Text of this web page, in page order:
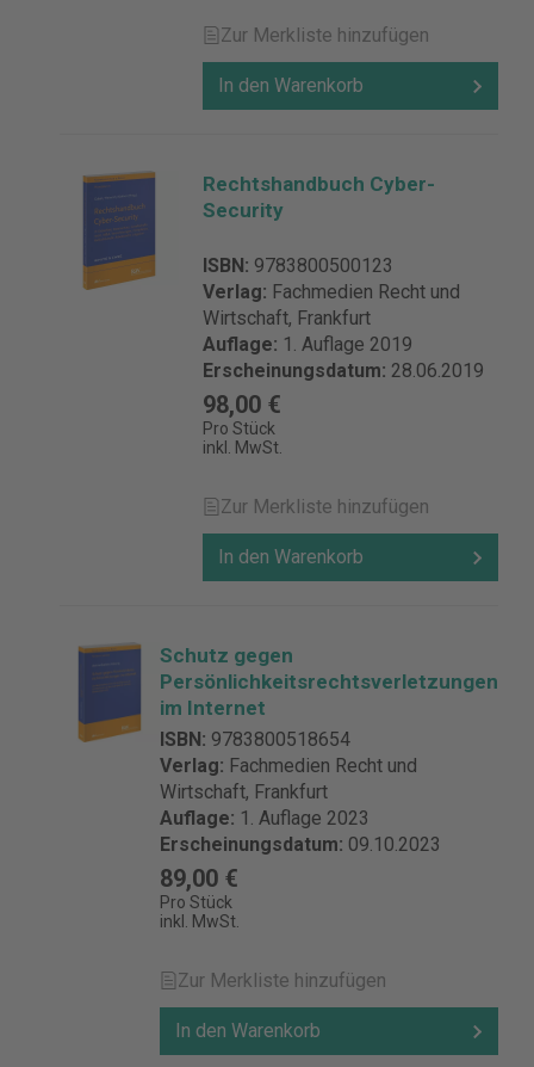
Zur Merkliste hinzufügen
In den Warenkorb
Rechtshandbuch Cyber-
Security
ISBN: 9783800500123
Verlag: Fachmedien Recht und
Wirtschaft, Frankfurt
Auflage: 1. Auflage 2019
Erscheinungsdatum: 28.06.2019
98,00 €
Pro Stück
inkl. MwSt.
Zur Merkliste hinzufügen
In den Warenkorb
Schutz gegen
Persönlichkeitsrechtsverletzungen
im Internet
ISBN: 9783800518654
Verlag: Fachmedien Recht und
Wirtschaft, Frankfurt
Auflage: 1. Auflage 2023
Erscheinungsdatum: 09.10.2023
89,00 €
Pro Stück
inkl. MwSt.
Zur Merkliste hinzufügen
In den Warenkorb